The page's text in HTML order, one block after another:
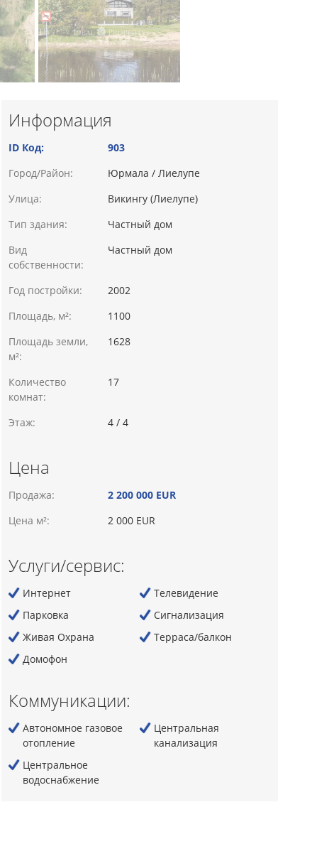
Информация
ID Код:
903
Город/Район:
Юрмала / Лиелупе
Улица:
Викингу (Лиелупе)
Тип здания:
Частный дом
Вид
собственности:
Частный дом
Год постройки:
2002
Площадь, м²:
1100
Площадь земли,
м²:
1628
Количество
комнат:
17
Этаж: 4 / 4
Цена
Продажа:
2 200 000 EUR
Цена м²:
2 000 EUR
Услуги/сервис:
Интернет
Телевидение
Парковка
Сигнализация
Живая Охрана
Терраса/балкон
Домофон
Коммуникации:
Автономное газовое
отопление
Центральная
канализация
Центральное
водоснабжение